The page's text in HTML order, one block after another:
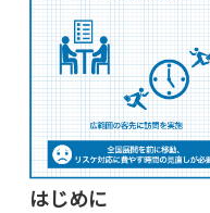
はじめに